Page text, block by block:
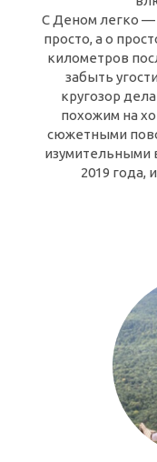
С Деном легко —
просто, а о
километров
забыть
кругозор
похожим на
сюжетными
изумительными
2019 года,